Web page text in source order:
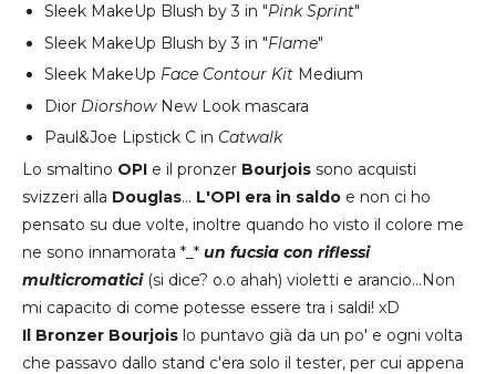
Sleek MakeUp Blush by 3 in "Pink Sprint"
Sleek MakeUp Blush by 3 in "Flame"
Sleek MakeUp Face Contour Kit Medium
Dior DiorshowNew Look mascara
Paul&Joe Lipstick C in Catwalk
Lo smaltino OPI e il pronzer Bourjois sono acquisti
svizzeri alla Douglas... L'OPI era in saldo e non ci ho
pensato su due volte, inoltre quando ho visto il colore me
ne sono innamorata *_* un fucsia con riflessi
multicromatici(si dice? o.o ahah) violetti e arancio...Non
mi capacito di come potesse essere tra i saldi! xD
Il Bronzer Bourjois lo puntavo già da un po' e ogni volta
che passavo dallo stand c'era solo il tester, per cui appena